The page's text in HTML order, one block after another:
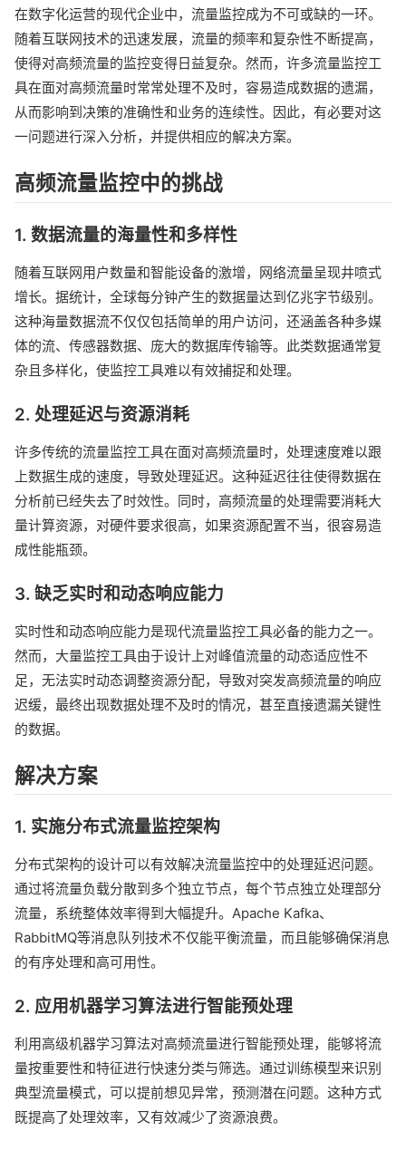
在数字化运营的现代企业中，流量监控成为不可或缺的一环。
随着互联网技术的迅速发展，流量的频率和复杂性不断提高，
使得对高频流量的监控变得日益复杂。然而，许多流量监控工
具在面对高频流量时常常处理不及时，容易造成数据的遗漏，
从而影响到决策的准确性和业务的连续性。因此，有必要对这
一问题进行深入分析，并提供相应的解决方案。
高频流量监控中的挑战
1. 数据流量的海量性和多样性
随着互联网用户数量和智能设备的激增，网络流量呈现井喷式
增长。据统计，全球每分钟产生的数据量达到亿兆字节级别。
这种海量数据流不仅仅包括简单的用户访问，还涵盖各种多媒
体的流、传感器数据、庞大的数据库传输等。此类数据通常复
杂且多样化，使监控工具难以有效捕捉和处理。
2. 处理延迟与资源消耗
许多传统的流量监控工具在面对高频流量时，处理速度难以跟
上数据生成的速度，导致处理延迟。这种延迟往往使得数据在
分析前已经失去了时效性。同时，高频流量的处理需要消耗大
量计算资源，对硬件要求很高，如果资源配置不当，很容易造
成性能瓶颈。
3. 缺乏实时和动态响应能力
实时性和动态响应能力是现代流量监控工具必备的能力之一。
然而，大量监控工具由于设计上对峰值流量的动态适应性不
足，无法实时动态调整资源分配，导致对突发高频流量的响应
迟缓，最终出现数据处理不及时的情况，甚至直接遗漏关键性
的数据。
解决方案
1. 实施分布式流量监控架构
分布式架构的设计可以有效解决流量监控中的处理延迟问题。
通过将流量负载分散到多个独立节点，每个节点独立处理部分
流量，系统整体效率得到大幅提升。Apache Kafka、
RabbitMQ等消息队列技术不仅能平衡流量，而且能够确保消息
的有序处理和高可用性。
2. 应用机器学习算法进行智能预处理
利用高级机器学习算法对高频流量进行智能预处理，能够将流
量按重要性和特征进行快速分类与筛选。通过训练模型来识别
典型流量模式，可以提前想见异常，预测潜在问题。这种方式
既提高了处理效率，又有效减少了资源浪费。